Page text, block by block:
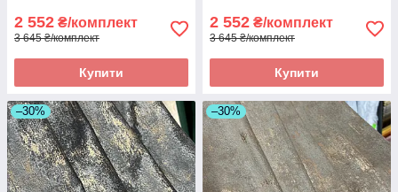
2 552 ₴/комплект
3 645 ₴/комплект
Купити
2 552 ₴/комплект
3 645 ₴/комплект
Купити
–30% –30%